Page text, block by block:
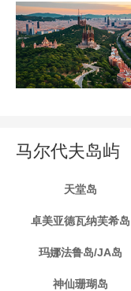
马尔代夫岛屿
天堂岛
卓美亚德瓦纳芙希岛
玛娜法鲁岛/JA岛
神仙珊瑚岛